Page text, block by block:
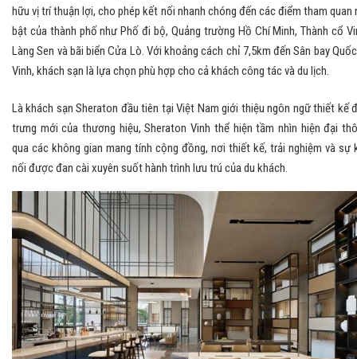
hữu vị trí thuận lợi, cho phép kết nối nhanh chóng đến các điểm tham quan
bật của thành phố như Phố đi bộ, Quảng trường Hồ Chí Minh, Thành cổ
Làng Sen và bãi biển Cửa Lò. Với khoảng cách chỉ 7,5km đến Sân bay
Vinh, khách sạn là lựa chọn phù hợp cho cả khách công tác và du lịch.
Là khách sạn Sheraton đầu tiên tại Việt Nam giới thiệu ngôn ngữ thiết kế
trưng mới của thương hiệu, Sheraton Vinh thể hiện tầm nhìn hiện đại
qua các không gian mang tính cộng đồng, nơi thiết kế, trải nghiệm và sự
nối được đan cài xuyên suốt hành trình lưu trú của du khách.